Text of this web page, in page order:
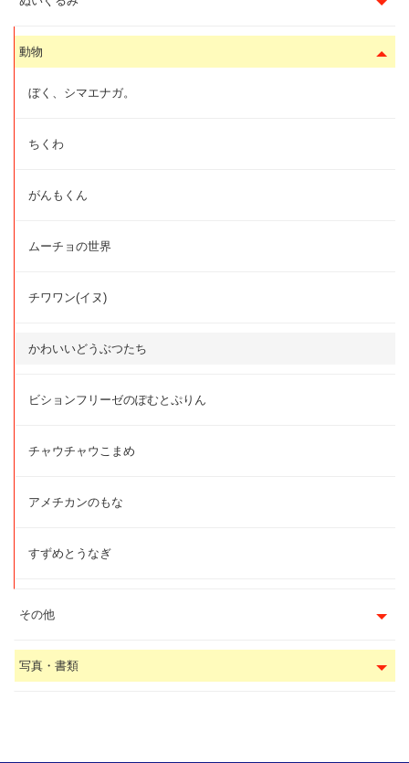
動物
ぼく、シマエナガ。
ちくわ
がんもくん
ムーチョの世界
チワワン(イヌ)
かわいいどうぶつたち
ビションフリーゼのぽむとぷりん
チャウチャウこまめ
アメチカンのもな
すずめとうなぎ
その他
写真・書類